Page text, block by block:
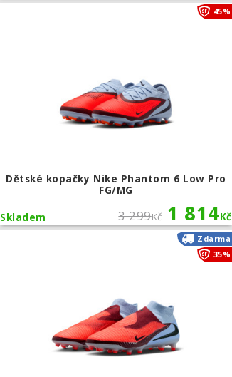
Dětské kopačky Nike Phantom 6 Low Pro
FG/MG
3 299Kč 1 814Kč
Skladem
45%
Zdarma
35%